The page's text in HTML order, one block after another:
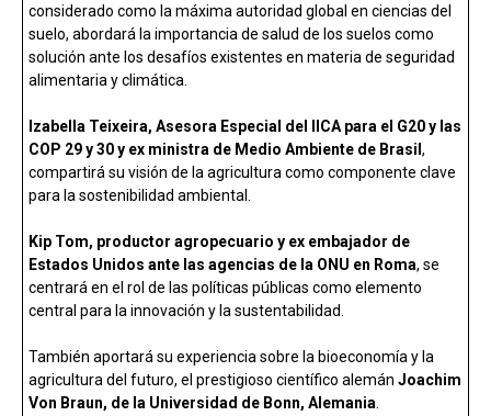
considerado como la máxima autoridad global en ciencias del
suelo, abordará la importancia de salud de los suelos como
solución ante los desafíos existentes en materia de seguridad
alimentaria y climática.
Izabella Teixeira, Asesora Especial del IICA para el G20 y las
COP 29 y 30 y ex ministra de Medio Ambiente de Brasil ,
compartirá su visión de la agricultura como componente clave
para la sostenibilidad ambiental.
Kip Tom, productor agropecuario y ex embajador de
Estados Unidos ante las agencias de la ONU en Roma, se
centrará en el rol de las políticas públicas como elemento
central para la innovación y la sustentabilidad.
También aportará su experiencia sobre la bioeconomía y la
agricultura del futuro, el prestigioso científico alemán Joachim
Von Braun, de la Universidad de Bonn, Alemania